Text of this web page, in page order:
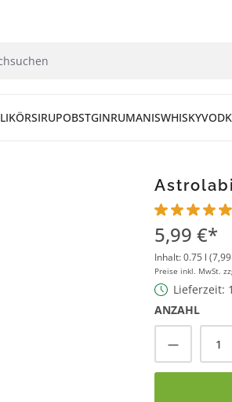
LIKÖRSIRUPOBSTGINRUMANISWHISKY
5,99 €*
Inhalt:0.75 l
Preise inkl. MwSt.
Lieferzeit:
ANZAHL